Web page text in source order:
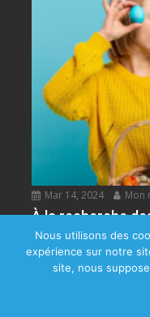
Mar 14, 2024 Mon
À la recherche
Les meilleures
Arrive ! Une fête qui
Loisirs
Nous utilisons des
expérience sur notre
site, nous